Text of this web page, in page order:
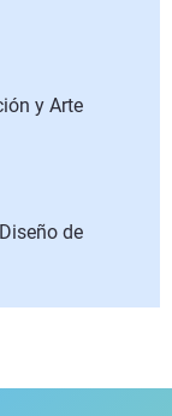
y Arte
de